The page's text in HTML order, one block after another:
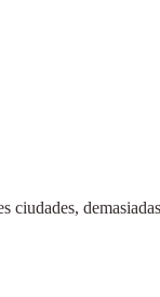
ciudades,